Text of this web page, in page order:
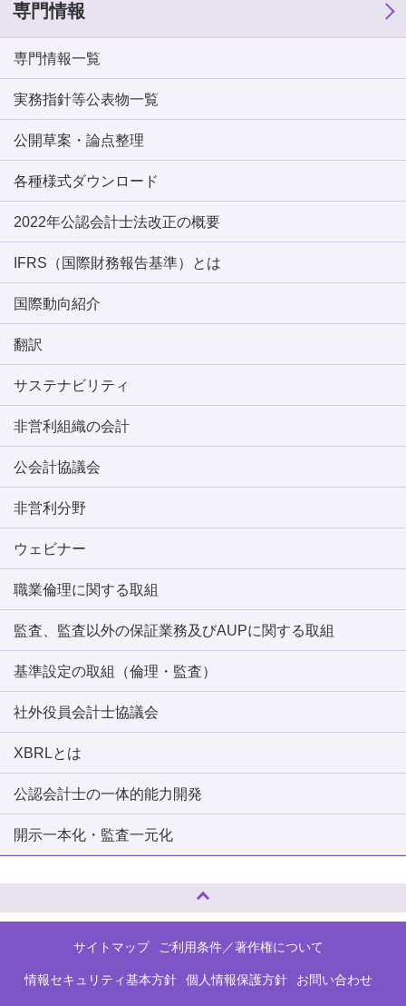
専門情報
専門情報一覧
実務指針等公表物一覧
公開草案・論点整理
各種様式ダウンロード
2022年公認会計士法改正の概要
IFRS（国際財務報告基準）とは
国際動向紹介
翻訳
サステナビリティ
非営利組織の会計
公会計協議会
非営利分野
ウェビナー
職業倫理に関する取組
監査、監査以外の保証業務及びAUPに関する取組
基準設定の取組（倫理・監査）
社外役員会計士協議会
XBRLとは
公認会計士の一体的能力開発
開示一本化・監査一元化
サイトマップ ご利用条件／著作権について
情報セキュリティ基本方針 個人情報保護方針 お問い合わせ